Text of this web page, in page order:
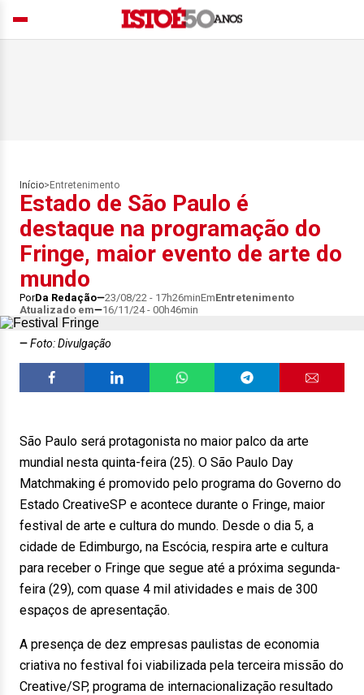
Início> Entretenimento
Estado de São Paulo é
destaque na programação do
Fringe, maior evento de arte do
mundo
PorDa Redação 23/08/22 - 17h26minEmEntretenimento
Atualizado em
16/11/24 - 00h46min
Foto: Divulgação
São Paulo será protagonista no maior palco da arte
mundial nesta quinta-feira (25). O São Paulo Day
Matchmaking é promovido pelo programa do Governo do
Estado CreativeSP e acontece durante o Fringe, maior
festival de arte e cultura do mundo. Desde o dia 5, a
cidade de Edimburgo, na Escócia, respira arte e cultura
para receber o Fringe que segue até a próxima segunda-
feira (29), com quase 4 mil atividades e mais de 300
espaços de apresentação.
A presença de dez empresas paulistas de economia
criativa no festival foi viabilizada pela terceira missão do
Creative/SP, programa de internacionalização resultado